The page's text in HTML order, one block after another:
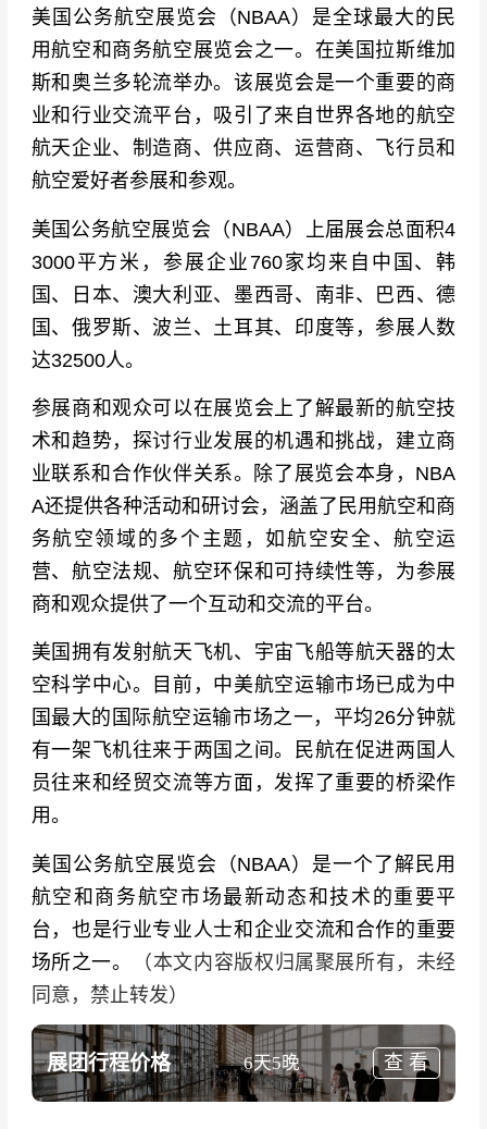
美国公务航空展览会（NBAA）是全球最大的民
用航空和商务航空展览会之一。在美国拉斯维加
斯和奥兰多轮流举办。该展览会是一个重要的商
业和行业交流平台，吸引了来自世界各地的航空
航天企业、制造商、供应商、运营商、飞行员和
航空爱好者参展和参观。
美国公务航空展览会（NBAA）上届展会总面积4
3000平方米，参展企业760家均来自中国、韩
国、日本、澳大利亚、墨西哥、南非、巴西、德
国、俄罗斯、波兰、土耳其、印度等，参展人数
达32500人。
参展商和观众可以在展览会上了解最新的航空技
术和趋势，探讨行业发展的机遇和挑战，建立商
业联系和合作伙伴关系。除了展览会本身，NBA
A还提供各种活动和研讨会，涵盖了民用航空和商
务航空领域的多个主题，如航空安全、航空运
营、航空法规、航空环保和可持续性等，为参展
商和观众提供了一个互动和交流的平台。
美国拥有发射航天飞机、宇宙飞船等航天器的太
空科学中心。目前，中美航空运输市场已成为中
国最大的国际航空运输市场之一，平均26分钟就
有一架飞机往来于两国之间。民航在促进两国人
员往来和经贸交流等方面，发挥了重要的桥梁作
用。
美国公务航空展览会（NBAA）是一个了解民用
航空和商务航空市场最新动态和技术的重要平
台，也是行业专业人士和企业交流和合作的重要
场所之一。
（本文内容版权归属聚展所有，未经
同意，禁止转发）
展团行程价格 6天5晚 查 看